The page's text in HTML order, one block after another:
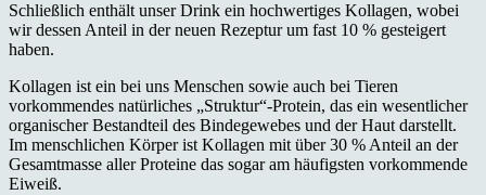
Schließlich enthält unser Drink ein hochwertiges Kollagen, wobei
wir dessen Anteil in der neuen Rezeptur um fast 10 % gesteigert
haben.
Kollagen ist ein bei uns Menschen sowie auch bei Tieren
vorkommendes natürliches „Struktur“-Protein, das ein wesentlicher
organischer Bestandteil des Bindegewebes und der Haut darstellt.
Im menschlichen Körper ist Kollagen mit über 30 % Anteil an der
Gesamtmasse aller Proteine das sogar am häufigsten vorkommende
Eiweiß.